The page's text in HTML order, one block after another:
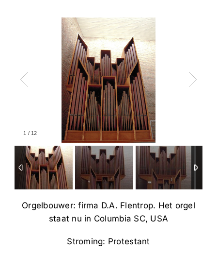
1 / 12
Orgelbouwer: firma D.A. Flentrop. Het orgel
staat nu in Columbia SC, USA
Stroming: Protestant